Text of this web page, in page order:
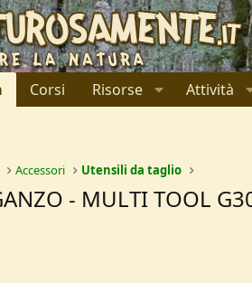
Corsi Risorse Attività
Accessori Utensili da taglio
- MULTI TOOL